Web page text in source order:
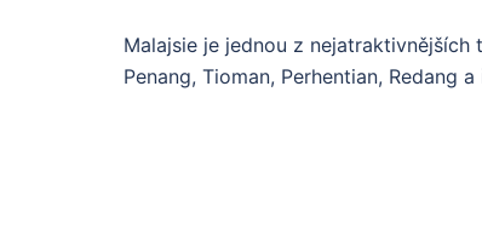
Malajsie je jednou z
Penang, Tioman, Perhentian, Redang